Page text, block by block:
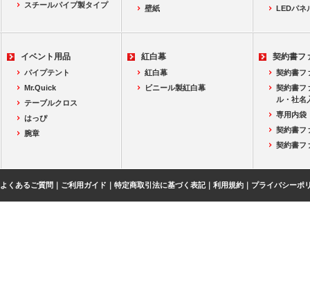
スチールパイプ製タイプ
壁紙
LEDパネ
イベント用品
パイプテント
Mr.Quick
テーブルクロス
はっぴ
腕章
紅白幕
紅白幕
ビニール製紅白幕
契約書フ
契約書フ
契約書フ
ル・社名
専用内袋
契約書フ
契約書フ
よくあるご質問 ご利用ガイド 特定商取引法に基づく表記｜ 利用規約 プライバシーポ